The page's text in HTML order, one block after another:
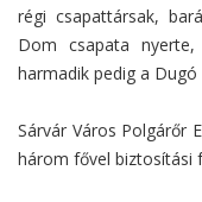
régi csapattársak,
Dom csapata
harmadik pedig a
Sárvár Város Polgárőr
három fővel biztosítási